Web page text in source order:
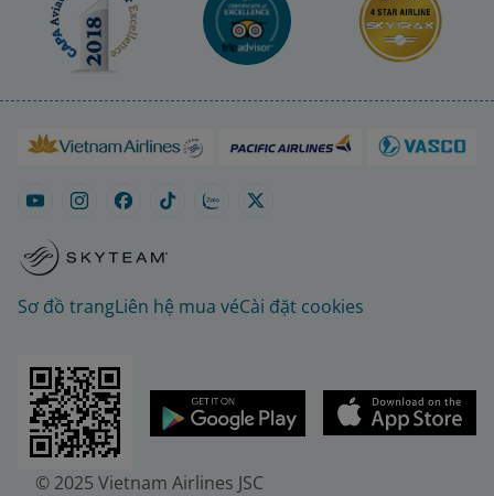
Sơ đồ trangLiên hệ mua véCài đặt cookies
© 2025 Vietnam Airlines JSC